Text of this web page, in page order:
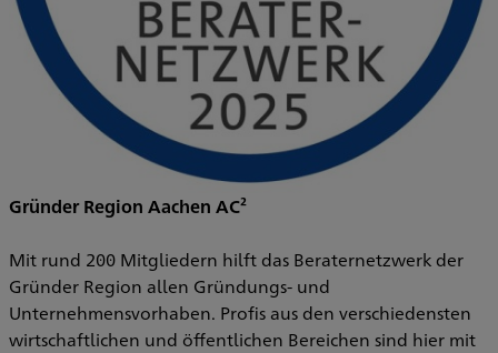
Gründer Region Aachen AC²
Mit rund 200 Mitgliedern hilft das Beraternetzwerk der
Gründer Region allen Gründungs- und
Unternehmensvorhaben. Profis aus den verschiedensten
wirtschaftlichen und öffentlichen Bereichen sind hier mit